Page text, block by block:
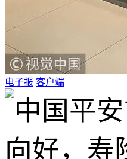
电子报 客户端